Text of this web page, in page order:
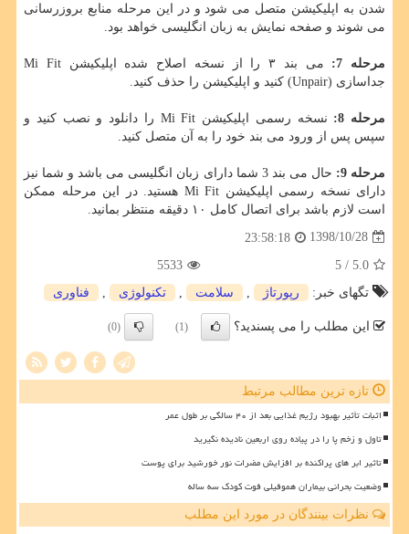
شدن به اپلیکیشن متصل می شود و در این مرحله منابع بروزرسانی
می شوند و صفحه نمایش به زبان انگلیسی خواهد بود.
مرحله 7:
می بند ۳ را از نسخه اصلاح شده اپلیکیشن Mi Fit
جداسازی (Unpair) کنید و اپلیکیشن را حذف کنید.
مرحله 8:
نسخه رسمی اپلیکیشن Mi Fit را دانلود و نصب کنید و
سپس پس از ورود می بند خود را به آن متصل کنید.
مرحله 9:
حال می بند 3 شما دارای زبان انگلیسی می باشد و شما نیز
دارای نسخه رسمی اپلیکیشن Mi Fit هستید. در این مرحله ممکن
است لازم باشد برای اتصال کامل ۱۰ دقیقه منتظر بمانید.
1398/10/28
23:58:18
5.0
/ 5
5533
تگهای خبر:
رپورتاژ سلامت تكنولوژی فناوری
این مطلب را می پسندید؟ (1)
(0)
تازه ترین مطالب مرتبط
اثبات تأثیر بهبود رژیم غذایی بعد از ۴۰ سالگی بر طول عمر
تاول و زخم پا را در پیاده روی اربعین نادیده نگیرید
تاثیر ابر های پراکنده بر افزایش مضرات نور خورشید برای پوست
وضعیت بحرانی بیماران هموفیلی فوت کودک سه ساله
نظرات بینندگان در مورد این مطلب